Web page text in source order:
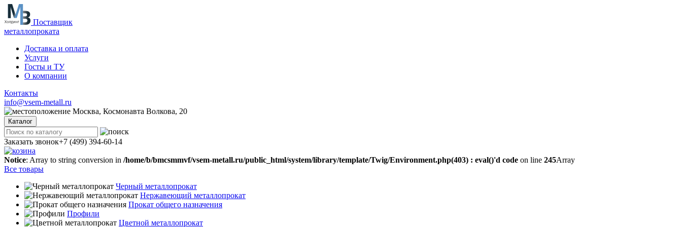
Поставщик
металлопроката
Доставка и оплата
Услуги
Госты и ТУ
О компании
Контакты
info@vsem-metall.ru
Москва, Космонавта Волкова, 20
Каталог
Заказать звонок+7 (499) 394-60-14
Notice: Array to string conversion in /home/b/bmcsmmvf/vsem-metall.ru/public_html/system/library/template/Twig/Environment.php(403) : eval()'d code on line 245Array
Все товары
Черный металлопрокат
Нержавеющий металлопрокат
Прокат общего назначения
Профили
Цветной металлопрокат